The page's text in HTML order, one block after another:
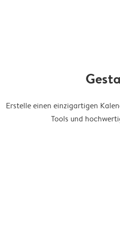
Erstelle einen einzigartigen
Tools und